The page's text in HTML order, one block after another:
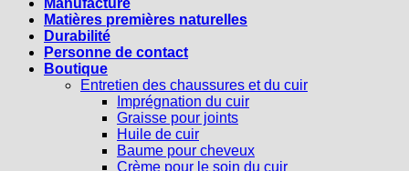
Matières premières naturelles
Durabilité
Personne de contact
Boutique
Entretien des chaussures et du cuir
Imprégnation du cuir
Graisse pour joints
Huile de cuir
Baume pour cheveux
Crème pour le soin du cuir